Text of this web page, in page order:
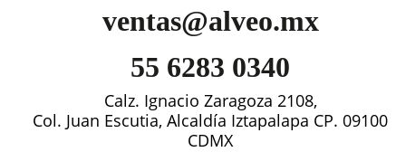
ventas@alveo.mx
55 6283 0340
Calz. Ignacio Zaragoza 2108,
Col. Juan Escutia, Alcaldía Iztapalapa CP. 09100
CDMX